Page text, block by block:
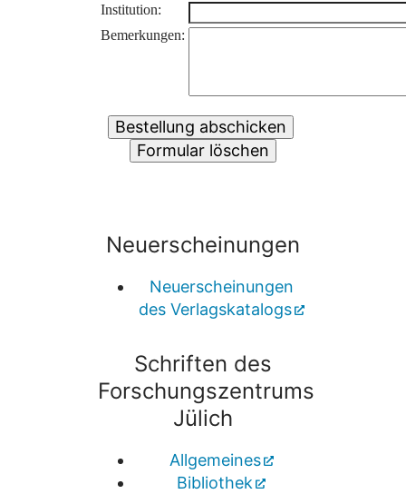
Institution:
Bemerkungen:
Neuerscheinungen
Neuerscheinungen
des Verlagskatalogs
Schriften des
Forschungszentrums
Jülich
Allgemeines
Bibliothek